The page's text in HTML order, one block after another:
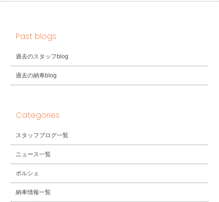
Past blogs
過去のスタッフblog
過去の納車blog
Categories
スタッフブログ一覧
ニュース一覧
ポルシェ
納車情報一覧